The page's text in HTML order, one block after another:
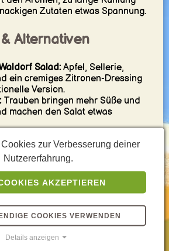
Zutaten etwas Spannung.
Alternativen
Salad:Apfel, Sellerie,
ein cremiges Zitronen-Dressing
Version.
Trauben bringen mehr Süße und
machen den Salat etwas
sorgen für ein frischeres, weniger
Finish.
der Salat leichter und eleganter.
Eine kleine Menge Petersilie oder
Stil zu verändern.
Version:Mit etwas mehr Walnuss
mit Brot wird daraus ein
zur Verbesserung deiner
Nutzererfahrung.
AKZEPTIEREN
COOKIES VERWENDEN
Details anzeigen